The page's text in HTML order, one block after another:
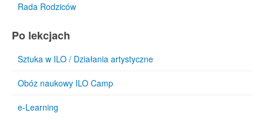
Rada Rodziców
Po lekcjach
Sztuka w ILO / Działania artystyczne
Obóz naukowy ILO Camp
e-Learning